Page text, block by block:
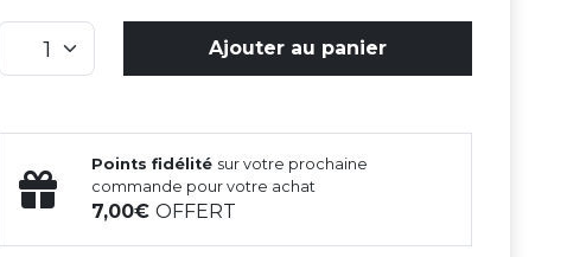
Ajouter au panier
Points fidélité sur votre prochaine
commande pour votre achat
7,00OFFERT